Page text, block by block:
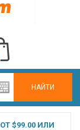
НАЙТИ
$99.00 ИЛИ